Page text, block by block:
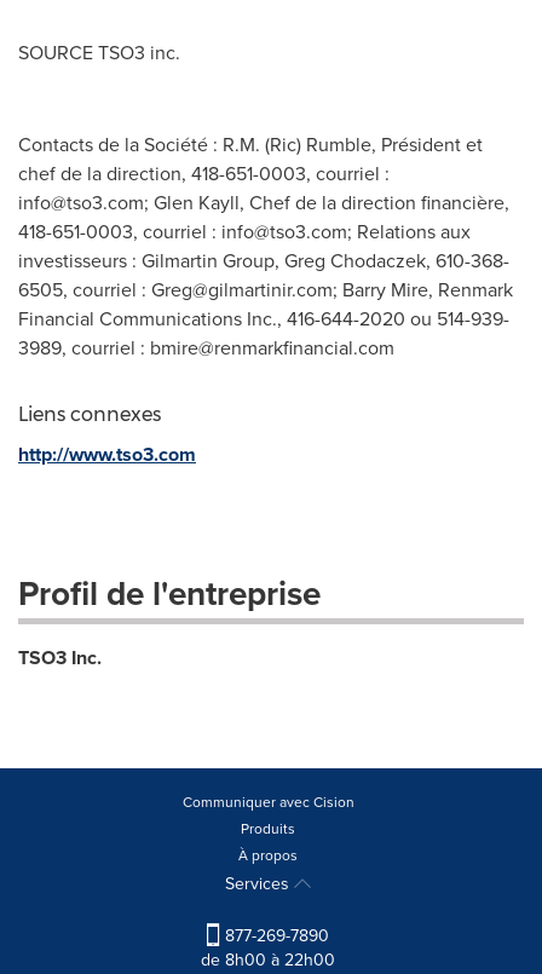
SOURCE TSO3 inc.
Contacts de la Société : R.M. (Ric) Rumble, Président et
chef de la direction, 418-651-0003, courriel :
info@tso3.com; Glen Kayll, Chef de la direction financière,
418-651-0003, courriel : info@tso3.com; Relations aux
investisseurs : Gilmartin Group, Greg Chodaczek, 610-368-
6505, courriel : Greg@gilmartinir.com; Barry Mire, Renmark
Financial Communications Inc., 416-644-2020 ou 514-939-
3989, courriel : bmire@renmarkfinancial.com
Liens connexes
http://www.tso3.com
Profil de l'entreprise
TSO3 Inc.
Communiquer avec Cision
Produits
À propos
Services
877-269-7890
de 8h00 à 22h00